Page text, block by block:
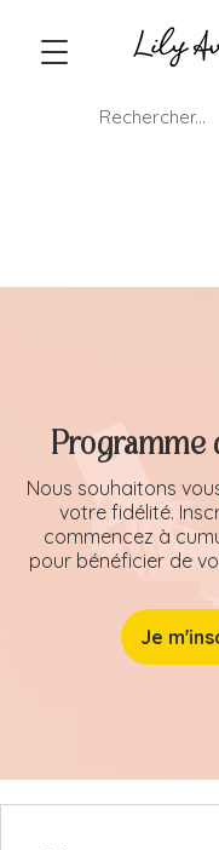
Programme
Nous souhaitons
votre fidélité.
commencez à
pour bénéficier de
Je